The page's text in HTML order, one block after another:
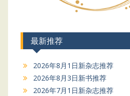
最新推荐
2026年8月1日新杂志推荐
2026年8月3日新书推荐
2026年7月1日新杂志推荐